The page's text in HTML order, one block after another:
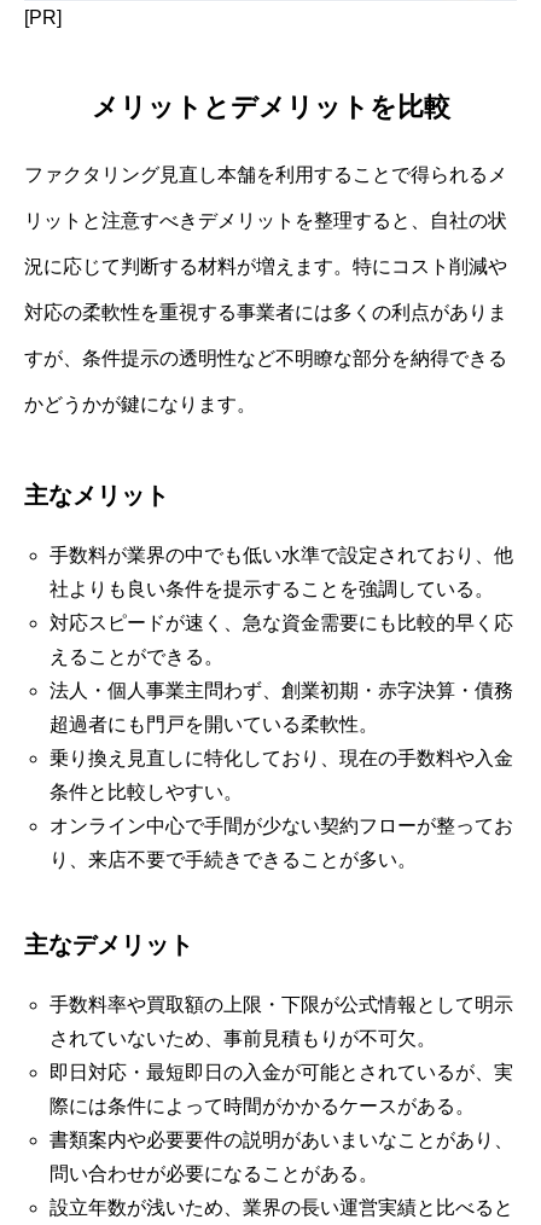
[PR]
メリットとデメリットを比較
ファクタリング見直し本舗を利用することで得られるメ
リットと注意すべきデメリットを整理すると、自社の状
況に応じて判断する材料が増えます。特にコスト削減や
対応の柔軟性を重視する事業者には多くの利点がありま
すが、条件提示の透明性など不明瞭な部分を納得できる
かどうかが鍵になります。
主なメリット
手数料が業界の中でも低い水準で設定されており、他
社よりも良い条件を提示することを強調している。
対応スピードが速く、急な資金需要にも比較的早く応
えることができる。
法人・個人事業主問わず、創業初期・赤字決算・債務
超過者にも門戸を開いている柔軟性。
乗り換え見直しに特化しており、現在の手数料や入金
条件と比較しやすい。
オンライン中心で手間が少ない契約フローが整ってお
り、来店不要で手続きできることが多い。
主なデメリット
手数料率や買取額の上限・下限が公式情報として明示
されていないため、事前見積もりが不可欠。
即日対応・最短即日の入金が可能とされているが、実
際には条件によって時間がかかるケースがある。
書類案内や必要要件の説明があいまいなことがあり、
問い合わせが必要になることがある。
設立年数が浅いため、業界の長い運営実績と比べると